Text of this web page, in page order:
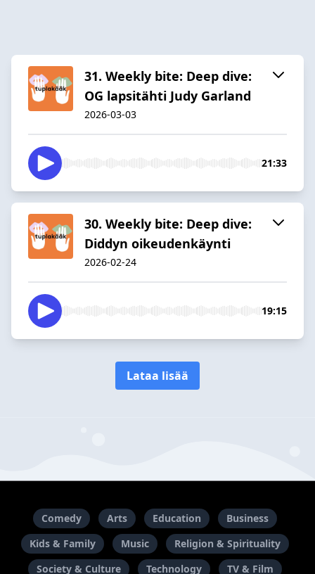
31. Weekly bite: Deep dive:
OG lapsitähti Judy Garland
2026-03-03
21:33
30. Weekly bite: Deep dive:
Diddyn oikeudenkäynti
2026-02-24
19:15
Lataa lisää
Comedy Arts Education
Business
Kids & Family
Music
Religion & Spirituality
Society & Culture
Technology TV & Film